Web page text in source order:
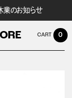
業のお知らせ
0